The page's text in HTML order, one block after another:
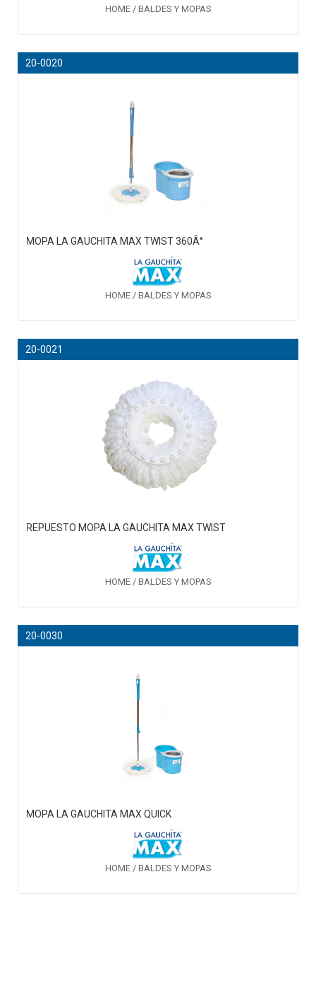
HOME / BALDES Y MOPAS
20-0020
MOPA LA GAUCHITA MAX TWIST 360Â°
HOME / BALDES Y MOPAS
20-0021
REPUESTO MOPA LA GAUCHITA MAX TWIST
HOME / BALDES Y MOPAS
20-0030
MOPA LA GAUCHITA MAX QUICK
HOME / BALDES Y MOPAS